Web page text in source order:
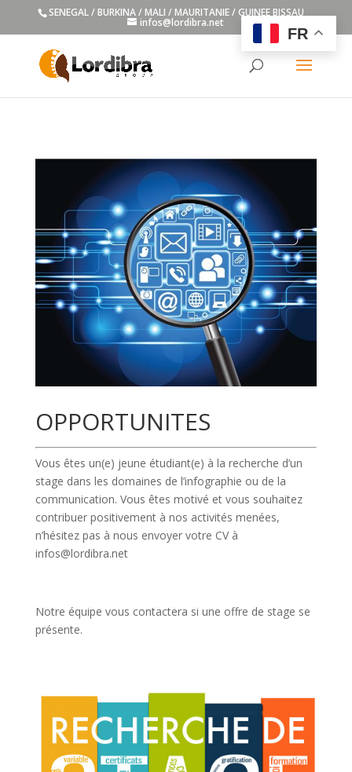
SENEGAL / BURKINA / MALI / MAURITANIE / GUINEE BISSAU
infos@lordibra.net
OPPORTUNITES
Vous êtes un(e) jeune étudiant(e) à la recherche d’un
stage dans les domaines de l’infographie ou de la
communication. Vous êtes motivé et vous souhaitez
contribuer positivement à nos activités menées,
n’hésitez pas à nous envoyer votre CV à
infos@lordibra.net
Notre équipe vous contactera si une offre de stage se
présente.
FR